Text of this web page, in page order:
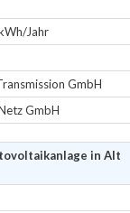
Jahr
GmbH
GmbH
in Alt